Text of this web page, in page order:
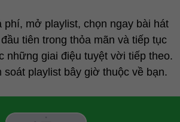
phí, mở playlist, chọn ngay bài hát
tiên trong thỏa mãn và tiếp tục
những giai điệu tuyệt vời tiếp theo.
soát playlist bây giờ thuộc về bạn.